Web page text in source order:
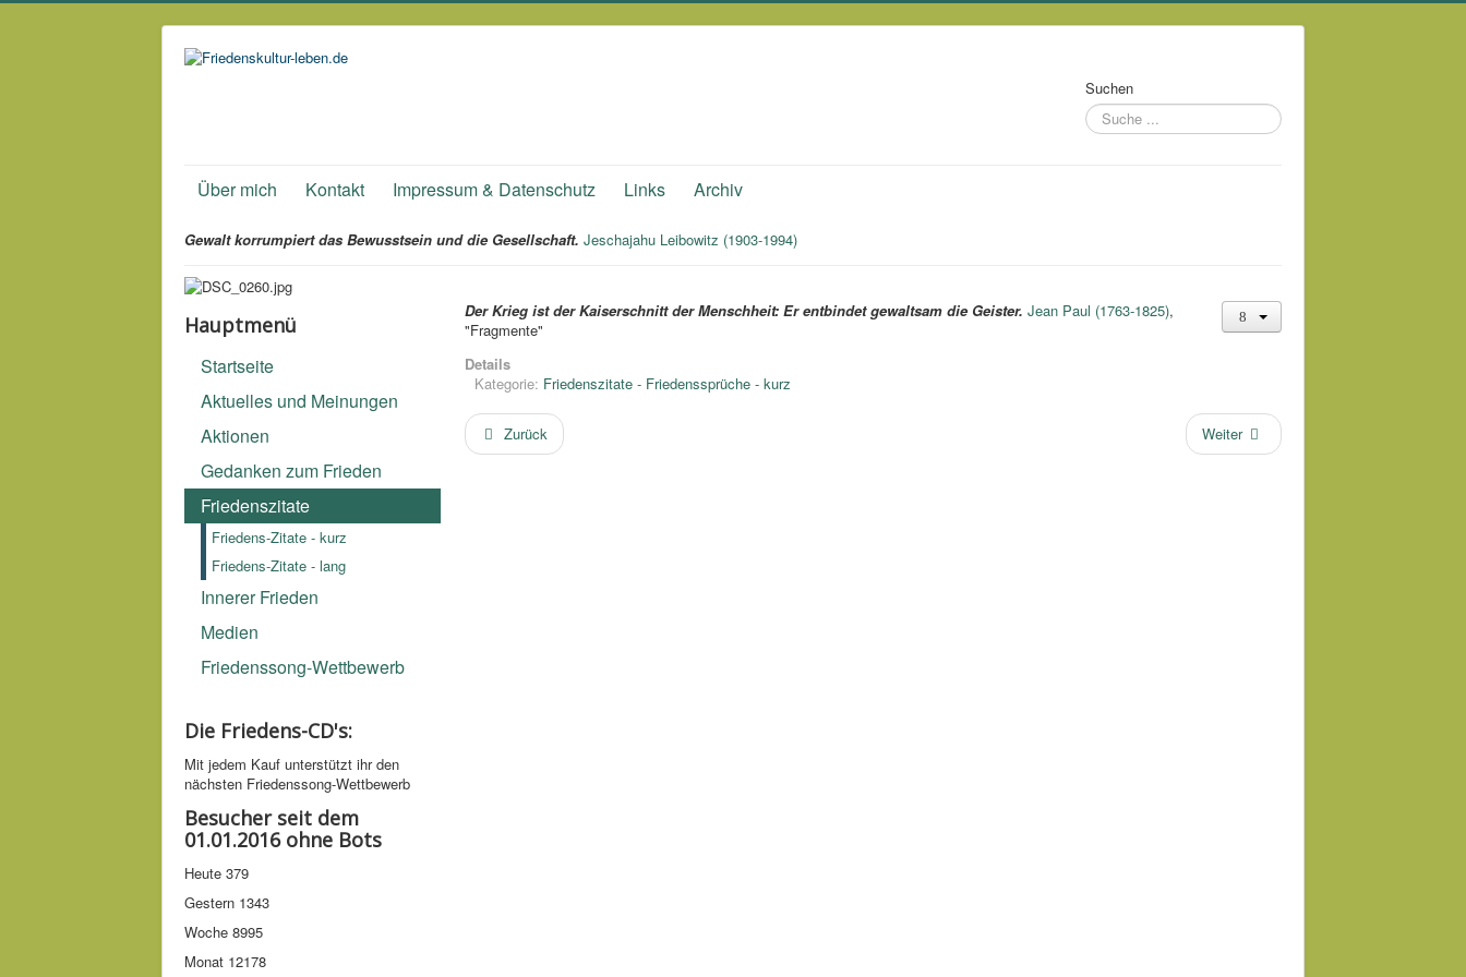
Suchen
Über mich Kontakt Impressum & Datenschutz Links Archiv
Gewalt korrumpiert das Bewusstsein und die Gesellschaft. Jeschajahu Leibowitz (1903-1994)
Hauptmenü
Startseite
Aktuelles und Meinungen
Aktionen
Gedanken zum Frieden
Friedenszitate
Friedens-Zitate - kurz
Friedens-Zitate - lang
Innerer Frieden
Medien
Friedenssong-Wettbewerb
Die Friedens-CD's:
Mit jedem Kauf unter­stützt ihr den
nächsten Friedens­song-­Wettbe­werb
Besucher seit dem
01.01.2016 ohne Bots
Heute 379
Gestern 1343
Woche 8995
Monat 12178
Der Krieg ist der Kaiserschnitt der Menschheit: Er entbindet gewaltsam die Geister. Jean Paul (1763-1825),
"Fragmente"
Details
Kategorie: Friedenszitate - Friedenssprüche - kurz
Zurück Weiter